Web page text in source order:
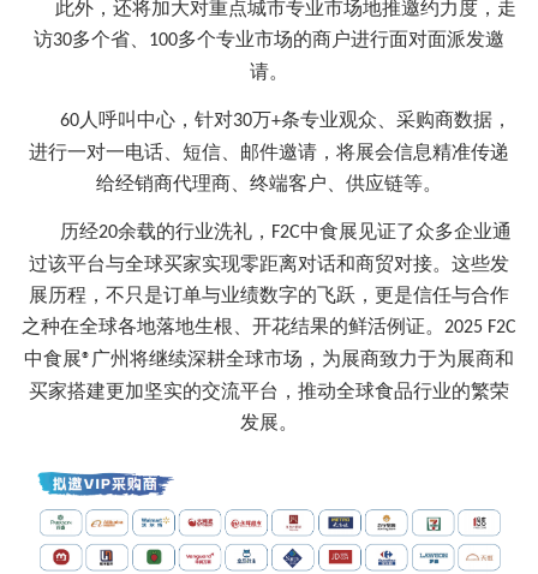
此外，还将加大对重点城市专业市场地推邀约力度，走
访30多个省、 100多个专业市场的商户进行面对面派发邀
请。
60人呼叫中心，针对30万+条专业观众、采购商数据，
进行一对一电话、短信、邮件邀请，将展会信息精准传递
给经销商代理商、终端客户、供应链等。
历经20余载的行业洗礼， F2C中食展见证了众多企业通
过该平台与全球买家实现零距离对话和商贸对接。这些发
展历程，不只是订单与业绩数字的飞跃，更是信任与合作
之种在全球各地落地生根、开花结果的鲜活例证。 2025 F2C
中食展®广州将继续深耕全球市场，为展商致力于为展商和
买家搭建更加坚实的交流平台，推动全球食品行业的繁荣
发展。